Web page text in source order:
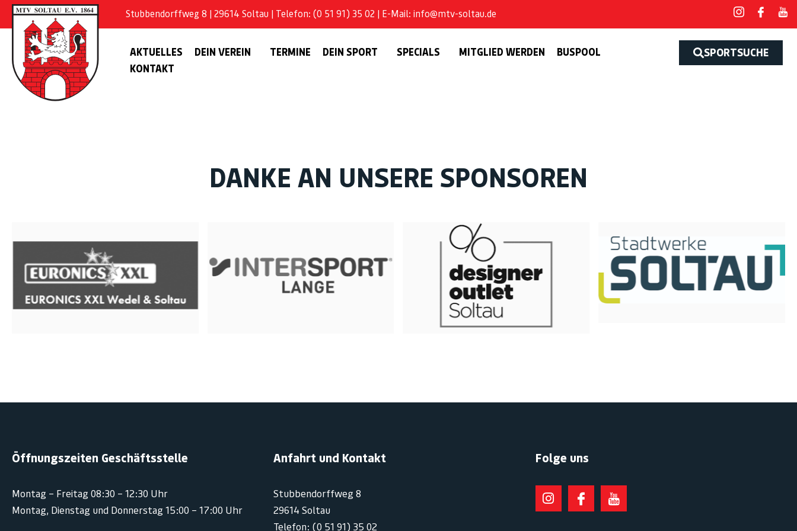
Stubbendorffweg 8 | 29614 Soltau | Telefon: (0 51 91) 35 02 | E-Mail: info@mtv-soltau.de
AKTUELLES DEIN VEREIN TERMINE DEIN SPORT SPECIALS MITGLIED WERDEN
BUSPOOL
KONTAKT
SPORTSUCHE
DANKE AN UNSERE SPONSOREN
Öffnungszeiten Geschäftsstelle
Montag – Freitag 08:30 – 12:30 Uhr
Montag, Dienstag und Donnerstag 15:00 – 17:00 Uhr
Anfahrt und Kontakt
Stubbendorffweg 8
29614 Soltau
Telefon: (0 51 91) 35 02
Folge uns